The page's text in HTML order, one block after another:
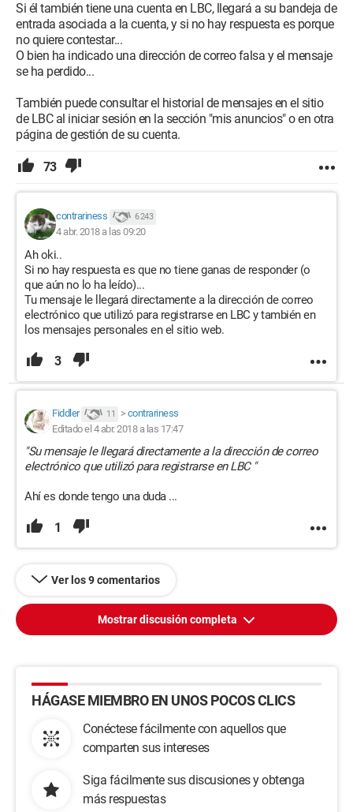
Si él también tiene una cuenta en LBC, llegará a su bandeja de
entrada asociada a la cuenta, y si no hay respuesta es porque
no quiere contestar...
O bien ha indicado una dirección de correo falsa y el mensaje
se ha perdido...
También puede consultar el historial de mensajes en el sitio
de LBC al iniciar sesión en la sección "mis anuncios" o en otra
página de gestión de su cuenta.
73
contrariness 6 243
4 abr. 2018 a las 09:20
Ah oki..
Si no hay respuesta es que no tiene ganas de responder (o
que aún no lo ha leído)...
Tu mensaje le llegará directamente a la dirección de correo
electrónico que utilizó para registrarse en LBC y también en
los mensajes personales en el sitio web.
3
Fiddler 11 > contrariness
Editado el 4 abr. 2018 a las 17:47
"Su mensaje le llegará directamente a la dirección de correo
electrónico que utilizó para registrarse en LBC "
Ahí es donde tengo una duda ...
1
Ver los 9 comentarios
Mostrar discusión completa
HÁGASE MIEMBRO EN UNOS POCOS CLICS
Conéctese fácilmente con aquellos que
comparten sus intereses
Siga fácilmente sus discusiones y obtenga
más respuestas